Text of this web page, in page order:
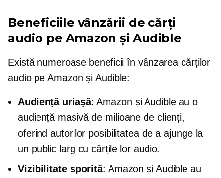
Beneficiile vânzării de cărți
audio pe Amazon și Audible
Există numeroase beneficii în vânzarea cărților
audio pe Amazon și Audible:
Audiență uriașă: Amazon și Audible au o
audiență masivă de milioane de clienți,
oferind autorilor posibilitatea de a ajunge la
un public larg cu cărțile lor audio.
Vizibilitate sporită: Amazon și Audible au